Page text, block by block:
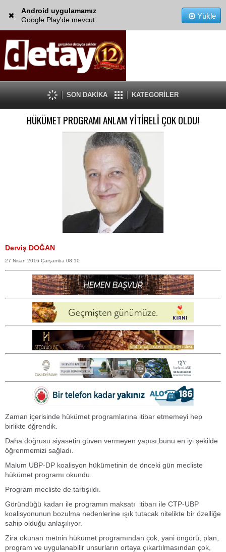
Android uygulamamız
Google Play'de mevcut
Yükle
SON DAKİKA KATEGORİLER
HÜKÜMET PROGRAMI ANLAM YİTİRELİ ÇOK OLDU!
Derviş DOĞAN
27 Nisan 2016 Çarşamba 08:10
Zaman içerisinde hükümet programlarına itibar etmemeyi hep
birlikte öğrendik.
Daha doğrusu siyasetin güven vermeyen yapısı,bunu en iyi şekilde
öğrenmemizi sağladı.
Malum UBP-DP koalisyon hükümetinin de önceki gün mecliste
hükümet programı okundu.
Program mecliste de tartışıldı.
Göründüğü kadarı ile programın maksatı itibarı ile CTP-UBP
koalisyonunun bozulma nedenlerine ışık tutacak nitelikte bir özelliğe
sahip olduğu anlaşılıyor.
Zira okunan metnin hükümet programından çok, yani öngörü, plan,
program ve uygulanabilir unsurların ortaya çıkartılmasından çok,